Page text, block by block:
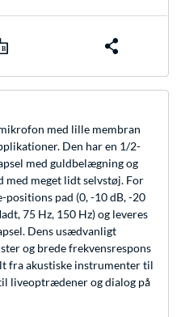
med lille membran
Den har en 1/2-
med guldbelægning og
med meget lidt selvstøj. For
pad (0, -10 dB, -20
75 Hz, 150 Hz) og leveres
Dens usædvanligt
og brede frekvensrespons
fra akustiske instrumenter til
liveoptrædener og dialog på